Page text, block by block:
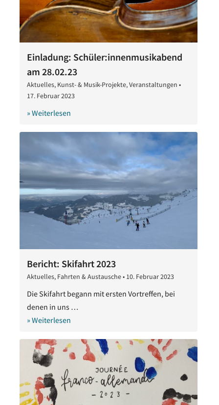
Einladung: Schüler:innenmusikabend
am 28.02.23
Aktuelles, Kunst- & Musik-Projekte,Veranstaltungen •
17. Februar 2023
» Weiterlesen
Bericht: Skifahrt 2023
Aktuelles, Fahrten & Austausche• 10. Februar 2023
2023
Die Skifahrt begann mit ersten Vortreffen, bei
denen in uns …
» Weiterlesen